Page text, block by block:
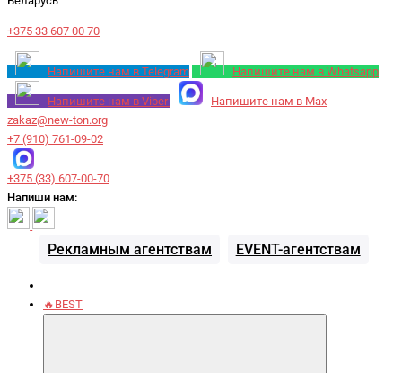
+375 33 607 00 70
Напишите нам в Telegram Напишите нам в Whatsapp
Напишите нам в Viber
Напишите нам в Max
zakaz@new-ton.org
+7 (910) 761-09-02
+375 (33) 607-00-70
Напиши нам:
Рекламным агентствам EVENT-агентствам
🔥BEST